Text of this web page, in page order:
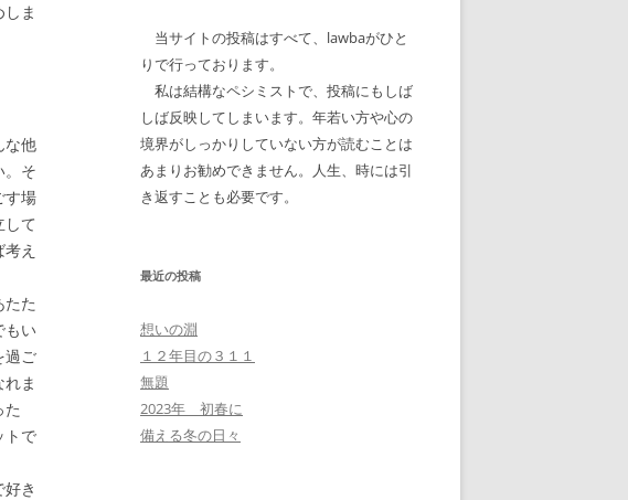
ま
な他
。そ
す場
て
え
た
もい
過ご
ま
トで
き
当サイトの投稿はすべて、lawbaがひと
りで行っております。
私は結構なペシミストで、投稿にもしば
しば反映してしまいます。年若い方や心の
境界がしっかりしていない方が読むことは
あまりお勧めできません。人生、時には引
き返すことも必要です。
最近の投稿
想いの淵
１２年目の３１１
無題
2023年 初春に
備える冬の日々